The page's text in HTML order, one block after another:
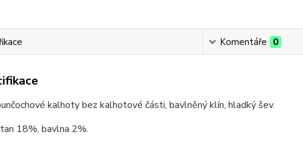
Komentáře 0
kalhoty bez kalhotové části, bavlněný klín, hladký šev.
18%, bavlna 2%.